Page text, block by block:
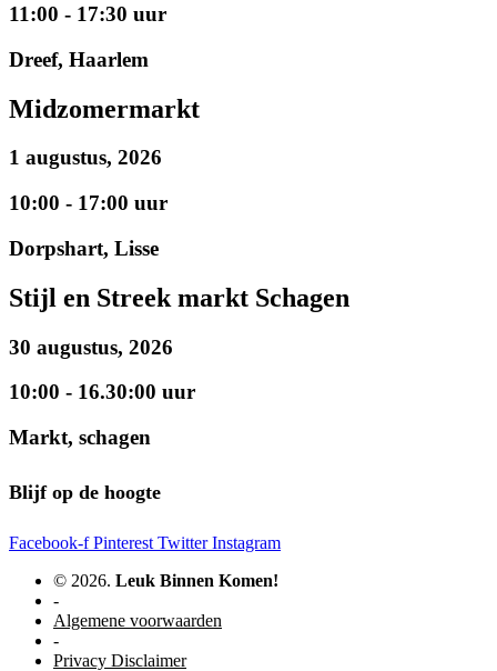
11:00 - 17:30 uur
Dreef, Haarlem
Midzomermarkt
1 augustus, 2026
10:00 - 17:00 uur
Dorpshart, Lisse
Stijl en Streek markt Schagen
30 augustus, 2026
10:00 - 16.30:00 uur
Markt, schagen
Blijf op de hoogte
Facebook-f Pinterest Twitter Instagram
© 2026. Leuk Binnen Komen!
-
Algemene voorwaarden
-
Privacy Disclaimer